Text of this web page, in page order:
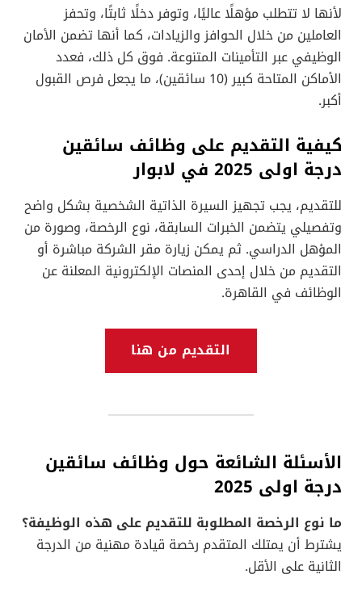
لأنها لا تتطلب مؤهلًا عاليًا، وتوفر دخلًا ثابتًا، وتحفز
العاملين من خلال الحوافز والزيادات، كما أنها تضمن الأمان
الوظيفي عبر التأمينات المتنوعة. فوق كل ذلك، فعدد
الأماكن المتاحة كبير (10 سائقين)، ما يجعل فرص القبول
أكبر.
كيفية التقديم على وظائف سائقين
درجة اولى 2025 في لابوار
للتقديم، يجب تجهيز السيرة الذاتية الشخصية بشكل واضح
وتفصيلي يتضمن الخبرات السابقة، نوع الرخصة، وصورة من
المؤهل الدراسي. ثم يمكن زيارة مقر الشركة مباشرة أو
التقديم من خلال إحدى المنصات الإلكترونية المعلنة عن
الوظائف في القاهرة.
التقديم من هنا
الأسئلة الشائعة حول وظائف سائقين
درجة اولى 2025
ما نوع الرخصة المطلوبة للتقديم على هذه الوظيفة؟
يشترط أن يمتلك المتقدم رخصة قيادة مهنية من الدرجة
الثانية على الأقل.